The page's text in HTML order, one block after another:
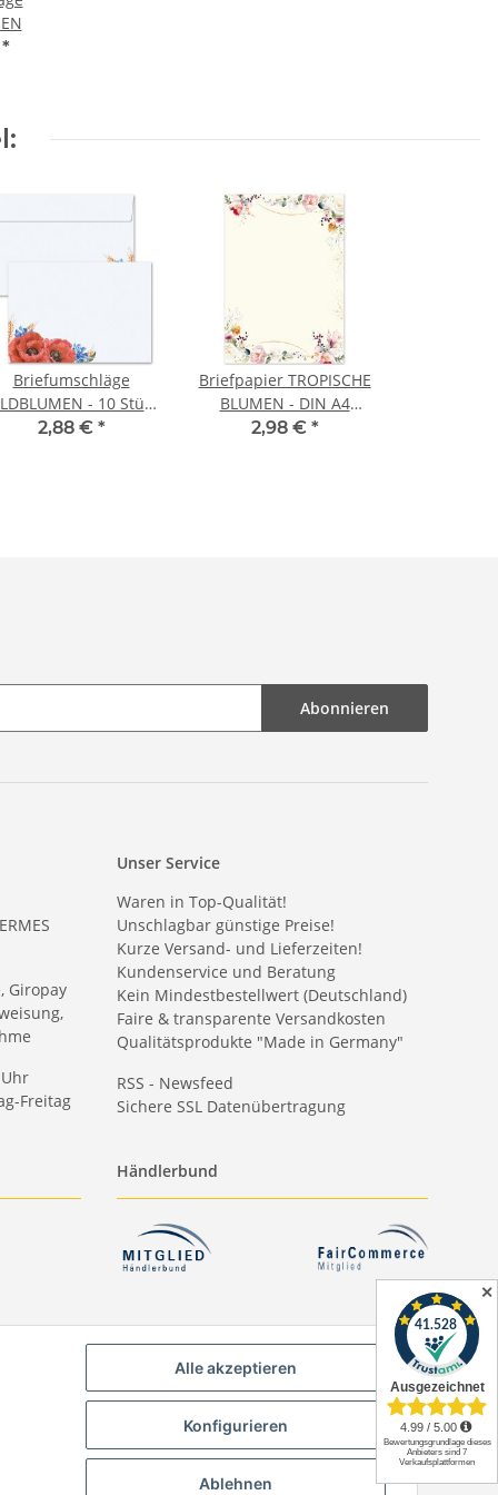
*
Briefumschläge
- 10 Stück
C6 (ohne Fenster)
2,88 € *
Briefpapier TROPISCHE
BLUMEN - DIN A4
Format 20 Blatt
2,98 € *
Abonnieren
Giropay
Freitag
Unser Service
Waren in Top-Qualität!
Unschlagbar günstige Preise!
Kurze Versand- und Lieferzeiten!
Kundenservice und Beratung
Kein Mindestbestellwert (Deutschland)
Faire & transparente Versandkosten
Qualitätsprodukte "Made in Germany"
RSS - Newsfeed
Sichere SSL Datenübertragung
Händlerbund
✕
Alle akzeptieren
Konfigurieren
Ablehnen